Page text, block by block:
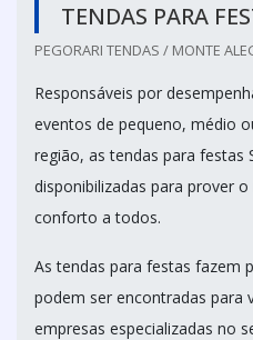
TENDAS PARA
PEGORARI TENDAS / MONTE
Responsáveis por
eventos de pequeno, médio
região, as tendas para festas
disponibilizadas para prover
conforto a todos.
As tendas para festas fazem
podem ser encontradas para
empresas especializadas no